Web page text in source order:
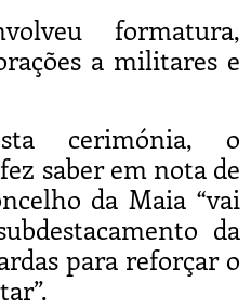
formatura,
a militares e
cerimónia, o
saber em nota de
da Maia “vai
da
para reforçar o